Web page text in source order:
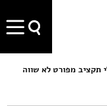
תקציב מפורט לא שווה